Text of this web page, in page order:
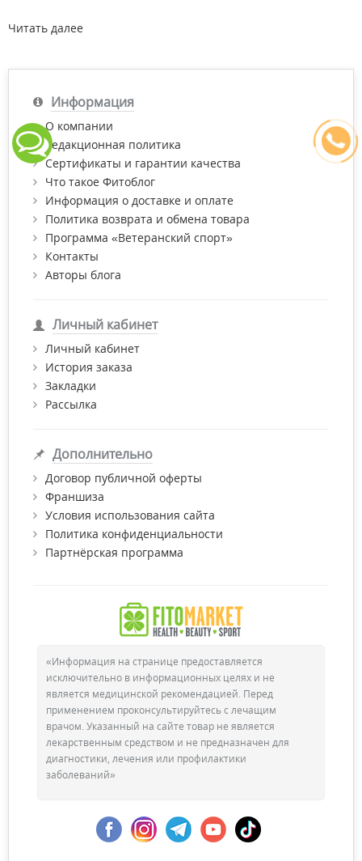
Виды ополаскивателей для рта
регулярно подтверждают, что использование
положительно сказывается на состоянии ротовой полости.
Потребителю доступны разнообразные ополаскиватели в
зависимости от предпочтений и потребностей:
лечебные — для восстановления эмали, профилактики
зубного камня и гингивита;
антибактериальные, отбеливающие и освежающие;
без фтора для беременных, людей с чувствительными
зубами и деснами;
со спиртом или без него (для людей с повышенной
сухостью во рту);
запахов;
на травах и с эфирными маслами;
детские, с заботой о первых зубах.
Как правильно использовать
ополаскиватель?
Существует ряд правил, по которым проводится полоскание
ротовой полости, чтобы избежать негативного влияния этой
процедуры. Слишком частое применение жидкости для
ополаскивания или неграмотный ее выбор может
значительно ухудшить состояние зубов. Итак, вам следует:
Полоскать зубы после чистки зубов, чтобы продлить
В течении 20-30 минут после гигиенических процедур
не рекомендуется употреблять пищу и напитки.
Прежде чем использовать средство, ознакомьтесь с
Читать далее
Информация
О компании
Редакционная политика
Сертификаты и гарантии качества
Что такое Фитоблог
Информация о доставке и оплате
Политика возврата и обмена товара
Программа «Ветеранский спорт»
Контакты
Авторы блога
Личный кабинет
Личный кабинет
История заказа
Закладки
Рассылка
Дополнительно
Договор публичной оферты
Франшиза
Условия использования сайта
Политика конфиденциальности
Партнёрская программа
«Информация на странице предоставляется
исключительно в информационных целях и не
является медицинской рекомендацией. Перед
применением проконсультируйтесь с лечащим
врачом. Указанный на сайте товар не является
лекарственным средством и не предназначен для
диагностики, лечения или профилактики
заболеваний»